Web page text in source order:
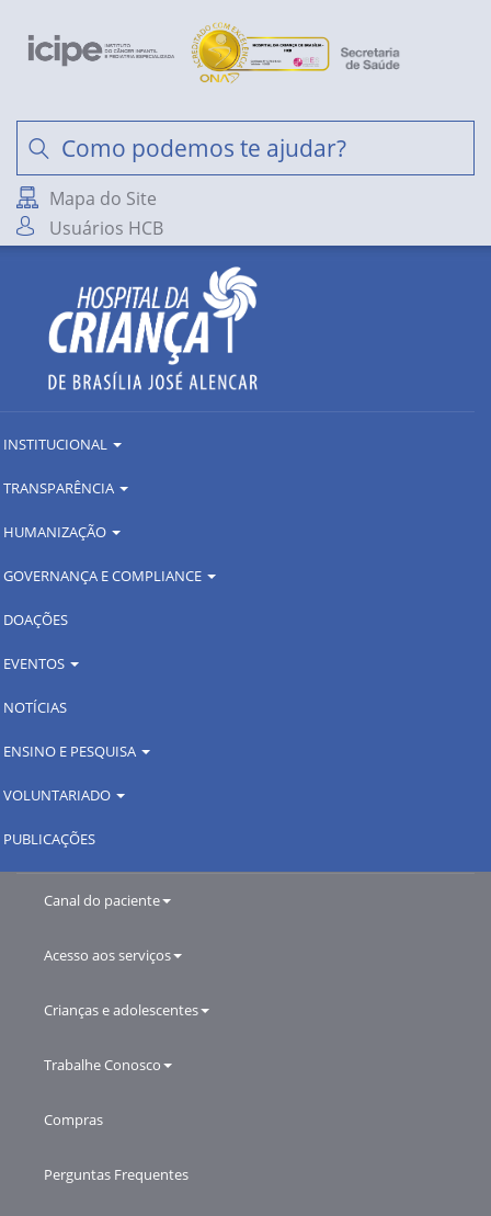
Mapa do Site
Usuários HCB
INSTITUCIONAL
TRANSPARÊNCIA
HUMANIZAÇÃO
GOVERNANÇA E COMPLIANCE
DOAÇÕES
EVENTOS
NOTÍCIAS
ENSINO E PESQUISA
VOLUNTARIADO
PUBLICAÇÕES
Canal do paciente
Acesso aos serviços
Crianças e adolescentes
Trabalhe Conosco
Compras
Perguntas Frequentes